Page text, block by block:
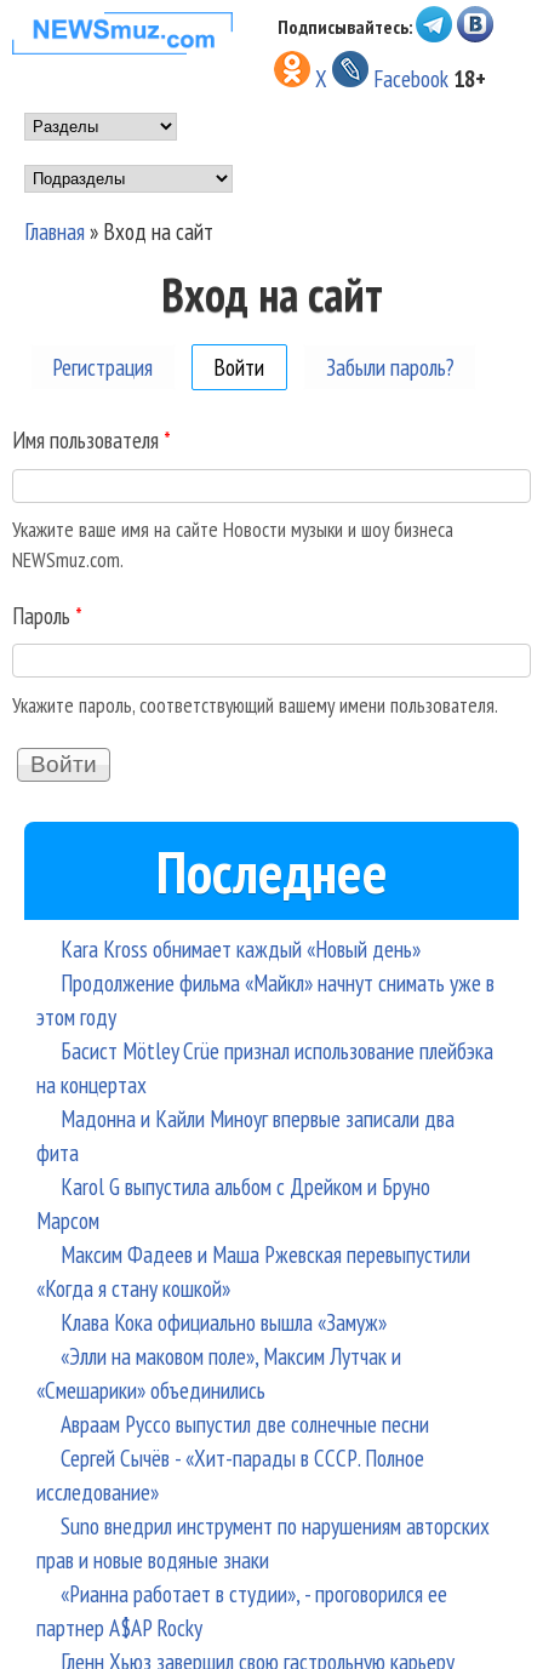
Перейти к основному
содержанию
НОВОСТИ
МУЗЫКИ И
ШОУ БИЗНЕСА
NEWSMUZ.COM
Подписывайтесь:
X Facebook 18+
Main menu
Подразделы
Вы здесь
Главная» Вход на сайт
Вход на сайт
Регистрация Войти (активная вкладка)
Забыли пароль?
Имя пользователя *
Укажите ваше имя на сайте Новости музыки и шоу бизнеса
NEWSmuz.com.
Пароль *
Укажите пароль, соответствующий вашему имени пользователя.
Последнее
Kara Kross обнимает каждый «Новый день»
Продолжение фильма «Майкл» начнут снимать уже в
этом году
Басист Mötley Crüe признал использование плейбэка
на концертах
Мадонна и Кайли Миноуг впервые записали два
фита
Karol G выпустила альбом с Дрейком и Бруно
Марсом
Максим Фадеев и Маша Ржевская перевыпустили
«Когда я стану кошкой»
Клава Кока официально вышла «Замуж»
«Элли на маковом поле», Максим Лутчак и
«Смешарики» объединились
Авраам Руссо выпустил две солнечные песни
Сергей Сычёв - «Хит-парады в СССР. Полное
исследование»
Suno внедрил инструмент по нарушениям авторских
прав и новые водяные знаки
«Рианна работает в студии», - проговорился ее
партнер A$AP Rocky
Гленн Хьюз завершил свою гастрольную карьеру